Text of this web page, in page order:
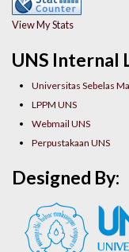
UNS Internal
Universitas Sebelas
LPPM UNS
Webmail UNS
Perpustakaan UNS
View My Stats
Designed By: